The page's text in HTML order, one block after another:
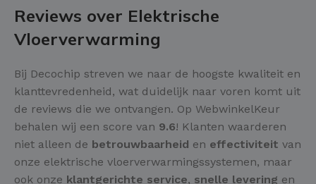
Reviews over Elektrische
Vloerverwarming
Bij Decochip streven we naar de hoogste kwaliteit en
klanttevredenheid, wat duidelijk naar voren komt uit
de reviews die we ontvangen. Op WebwinkelKeur
behalen wij een score van 9.6! Klanten waarderen
niet alleen de betrouwbaarheid en effectiviteit van
onze elektrische vloerverwarmingssystemen, maar
ook onze klantgerichte service, snelle levering en